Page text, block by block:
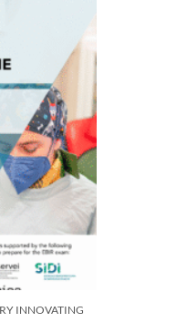
INNOVATING